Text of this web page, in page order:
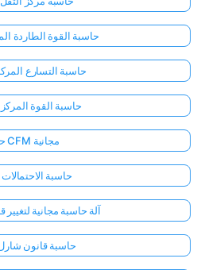
حاسبة القوة الطاردة
حاسبة التسارع
حاسبة القوة
حاسبة CFM مجانية
حاسبة الاحتمالات
آلة حاسبة مجانية لتغيير
حاسبة قانون شارل